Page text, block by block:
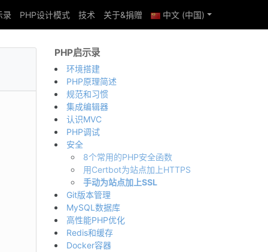
录 PHP设计模式 技术 关于&捐赠 中文 (中国)
PHP启示录
环境搭建
PHP原理简述
规范和习惯
集成编辑器
认识MVC
PHP调试
安全
8个常用的PHP安全函数
用Certbot为站点加上HTTPS
手动为站点加上SSL
Git版本管理
MySQL数据库
高性能PHP优化
Redis和缓存
Docker容器